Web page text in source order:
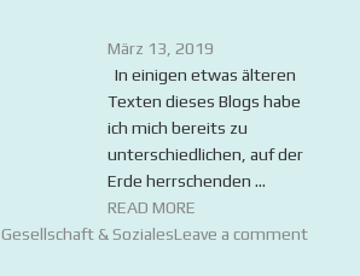
März 13, 2019
In einigen etwas älteren
Texten dieses Blogs habe
ich mich bereits zu
unterschiedlichen, auf der
Erde herrschenden ...
READ MORE
Gesellschaft & SozialesLeave a comment